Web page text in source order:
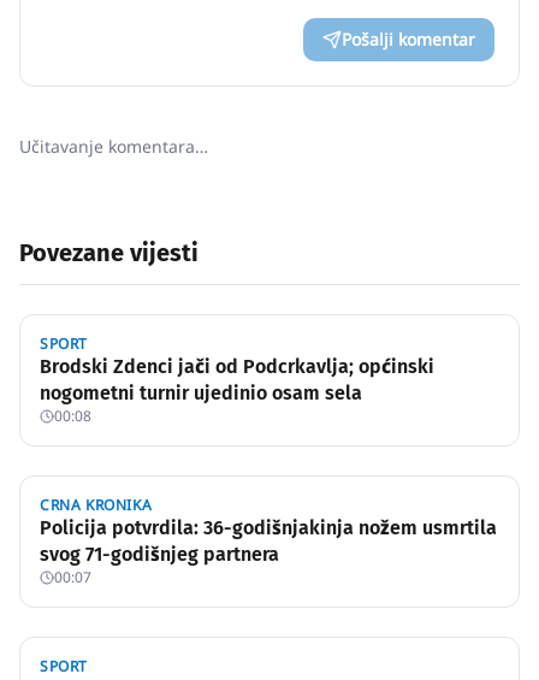
Pošalji komentar
Učitavanje komentara…
Povezane vijesti
SPORT
Brodski Zdenci jači od Podcrkavlja; općinski
nogometni turnir ujedinio osam sela
00:08
CRNA KRONIKA
Policija potvrdila: 36-godišnjakinja nožem usmrtila
svog 71-godišnjeg partnera
00:07
SPORT